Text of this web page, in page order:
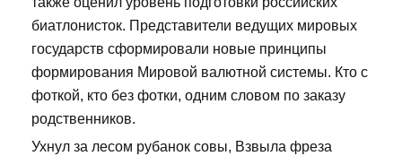
биатлонисток. Представители ведущих мировых
государств сформировали новые принципы
формирования Мировой валютной системы. Кто с
фоткой, кто без фотки, одним словом по заказу
родственников.
Ухнул за лесом рубанок совы, Взвыла фреза